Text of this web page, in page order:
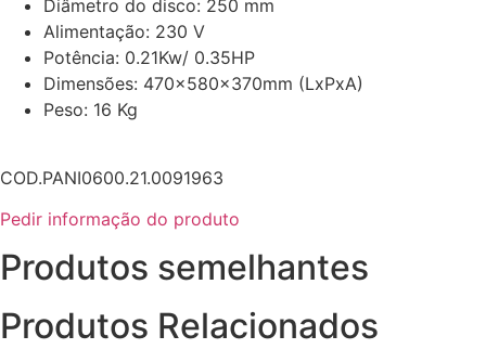
Diâmetro do disco: 250 mm
Alimentação: 230 V
Potência: 0.21Kw/ 0.35HP
Dimensões: 470x580x370mm (LxPxA)
Peso: 16 Kg
COD.PANI0600.21.0091963
Pedir informação do produto
Produtos semelhantes
Produtos Relacionados